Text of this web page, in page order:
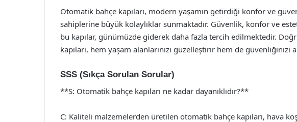
Otomatik bahçe kapıları, modern yaşamın getirdiği konfor ve
sahiplerine büyük kolaylıklar sunmaktadır. Güvenlik, konfor ve
bu kapılar, günümüzde giderek daha fazla tercih edilmektedir.
kapıları, hem yaşam alanlarınızı güzelleştirir hem de güvenliğinizi
SSS (Sıkça Sorulan Sorular)
**S: Otomatik bahçe kapıları ne kadar dayanıklıdır?**
C: Kaliteli malzemelerden üretilen otomatik bahçe kapıları, hava